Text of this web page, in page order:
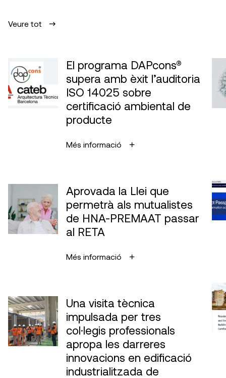
Veure tot
El programa DAPcons®
supera amb èxit l’auditoria
ISO 14025 sobre
certificació ambiental de
producte
Més informació
Aprovada la Llei que
permetrà als mutualistes
de HNA-PREMAAT passar
al RETA
Més informació
Una visita tècnica
impulsada per tres
col·legis professionals
apropa les darreres
innovacions en edificació
industrialitzada de